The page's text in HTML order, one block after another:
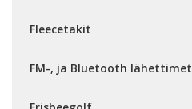
Fleecetakit
FM-, ja Bluetooth lähettimet